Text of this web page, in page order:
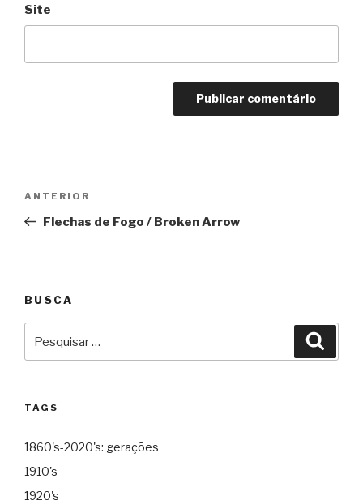
Site
Post
Anterior
ANTERIOR
Flechas de Fogo / Broken Arrow
BUSCA
por:
TAGS
1860's-2020's: gerações
1910's
1920's